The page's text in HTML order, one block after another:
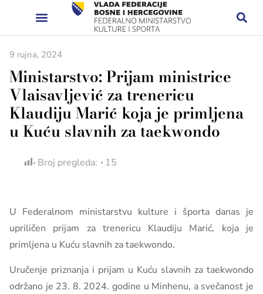
9 rujna, 2024
Ministarstvo: Prijam ministrice
Vlaisavljević za trenericu
Klaudiju Marić koja je primljena
u Kuću slavnih za taekwondo
Broj pregleda: 15
U Federalnom ministarstvu kulture i športa danas je
upriličen prijam za trenericu Klaudiju Marić, koja je
primljena u Kuću slavnih za taekwondo.
Uručenje priznanja i prijam u Kuću slavnih za taekwondo
održano je 23. 8. 2024. godine u Minhenu, a svečanost je